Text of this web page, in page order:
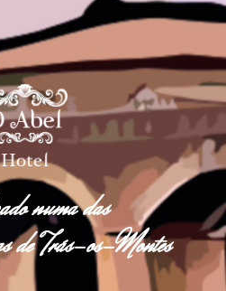
numa das
de Trás-os-Montes